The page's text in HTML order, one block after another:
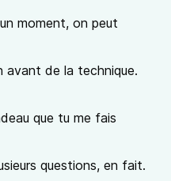
moment, on peut
avant de la technique.
que tu me fais
questions, en fait.